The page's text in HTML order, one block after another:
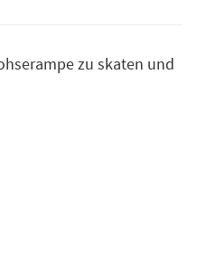
zu skaten und